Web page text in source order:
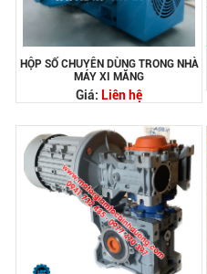
HỘP SỐ CHUYÊN DÙNG TRONG NHÀ
MÁY XI MĂNG
Giá: Liên hệ